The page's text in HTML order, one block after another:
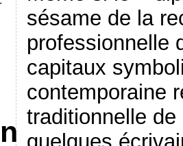
sésame de la
professionnelle
capitaux
contemporaine
traditionnelle de